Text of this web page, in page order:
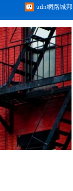
udn網路城邦